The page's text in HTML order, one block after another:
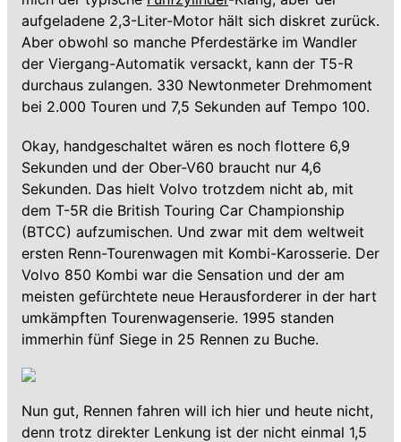
aufgeladene 2,3-Liter-Motor hält sich diskret zurück.
Aber obwohl so manche Pferdestärke im Wandler
der Viergang-Automatik versackt, kann der T5-R
durchaus zulangen. 330 Newtonmeter Drehmoment
bei 2.000 Touren und 7,5 Sekunden auf Tempo 100.
Okay, handgeschaltet wären es noch flottere 6,9
Sekunden und der Ober-V60 braucht nur 4,6
Sekunden. Das hielt Volvo trotzdem nicht ab, mit
dem T-5R die British Touring Car Championship
(BTCC) aufzumischen. Und zwar mit dem weltweit
ersten Renn-Tourenwagen mit Kombi-Karosserie. Der
Volvo 850 Kombi war die Sensation und der am
meisten gefürchtete neue Herausforderer in der hart
umkämpften Tourenwagenserie. 1995 standen
immerhin fünf Siege in 25 Rennen zu Buche.
Nun gut, Rennen fahren will ich hier und heute nicht,
denn trotz direkter Lenkung ist der nicht einmal 1,5